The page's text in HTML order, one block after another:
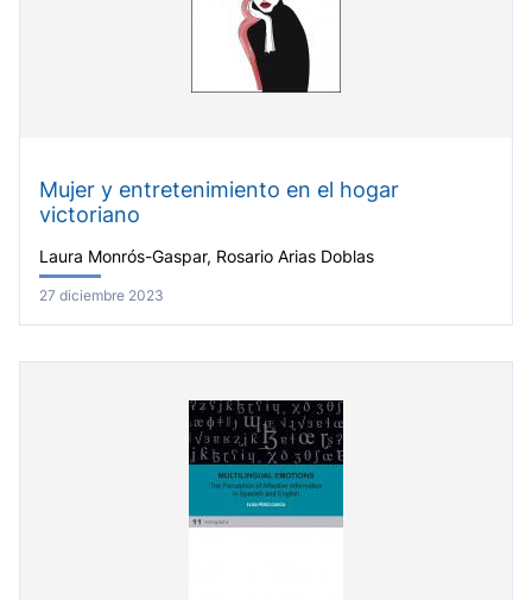
Mujer y entretenimiento en el hogar
victoriano
Laura Monrós-Gaspar, Rosario Arias Doblas
27 diciembre 2023